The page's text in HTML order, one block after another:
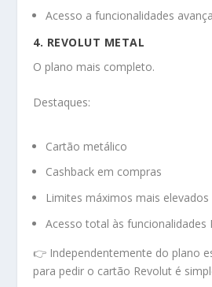
Acesso a funcionalidades
4. REVOLUT METAL
O plano mais completo.
Destaques:
Cartão metálico
Cashback em compras
Limites máximos mais elevados
Acesso total às funcionalidades
👉 Independentemente do plano
para pedir o cartão Revolut é